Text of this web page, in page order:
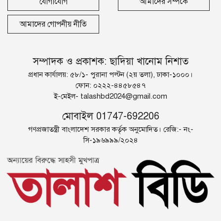
আমাদের গোপনীয় নীতি
সম্পাদক ও প্রকাশক: ছাদিয়া খানোম নিশাত
প্রধান কার্যালয়: ৫৮/১- পুরানা পল্টন (২য় তলা), ঢাকা-১০০০।
ফোন: ০২২২-৪৪৫৮৫৪৭
ই-মেইল- talashbd2024@gmail.com
মোবাইল 01747-692206
গণপ্রজাতন্ত্রী বাংলাদেশ সরকার কর্তৃক অনুমোদিত। রেজি:- নং-
সি-১৯৬৯৯৯/২০২৪